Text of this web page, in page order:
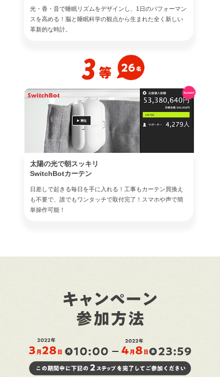
光・香・音で睡眠リズムをデザインし、1日のパフォーマン
スを高める！脳と睡眠科学の観点から生まれた全く新しい
革新的な時計。
太陽の光で朝スッキリ
SwitchBotカーテン
日差しで起きる毎日を手に入れる！工事もカーテン買換え
も不要で、誰でもワンタッチで取付完了！スマホや声で簡
単操作可能！